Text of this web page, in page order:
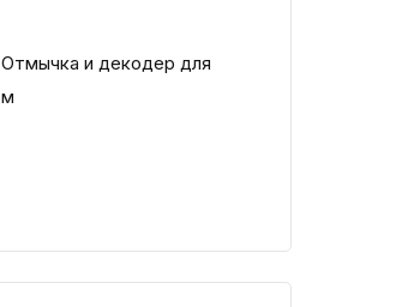
и декодер для